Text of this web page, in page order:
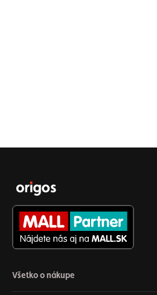
Všetko o nákupe